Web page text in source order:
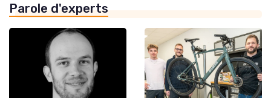
Parole d'experts